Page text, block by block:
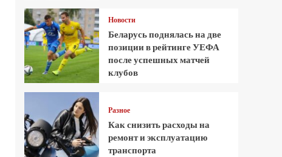
Новости
Беларусь поднялась на две
позиции в рейтинге УЕФА
после успешных матчей
клубов
Разное
Как снизить расходы на
ремонт и эксплуатацию
транспорта